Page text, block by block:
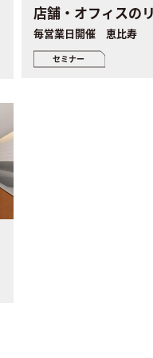
毎営業日開催 恵比寿
セミナー